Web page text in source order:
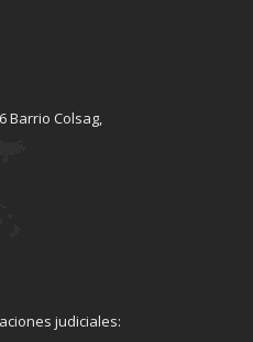
Barrio Colsag,
judiciales: